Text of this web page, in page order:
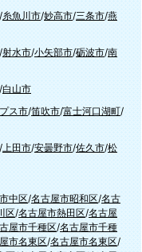
/糸魚川市/妙高市/三条市/燕
/射水市/小矢部市/砺波市/南
/白山市
ス市/笛吹市/富士河口湖町/
/上田市/安曇野市/佐久市/松
中区/名古屋市昭和区/名古
区/名古屋市熱田区/名古屋
屋市千種区/名古屋市千種
市名東区/名古屋市名東区/